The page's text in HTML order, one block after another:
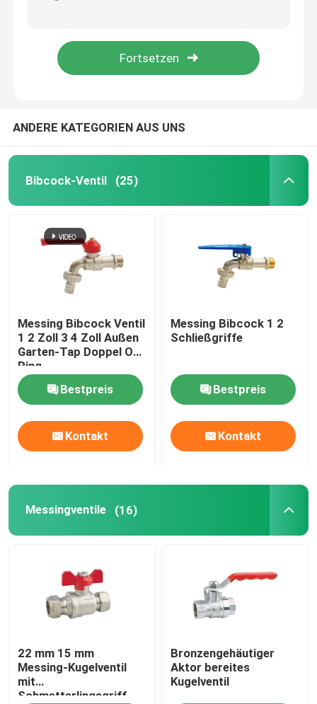
Urinflush-Ventil
Eckventil
Ventilationsschienen
Gichtventile
Bodenabflüsse
Schlauchleitung
pex Fitting
ANDERE KATEGORIEN AUS UNS
Bibcock-Ventil (25)
Messing Bibcock Ventil
1 2 Zoll 3 4 Zoll Außen
Garten-Tap Doppel O
Ring
Bestpreis
Kontakt
Messing Bibcock 1 2
Schließgriffe
Bestpreis
Kontakt
Messingventile (16)
22 mm 15 mm
Messing-Kugelventil
mit
Schmetterlingsgriff
Bronzengehäutiger
Aktor bereites
Kugelventil